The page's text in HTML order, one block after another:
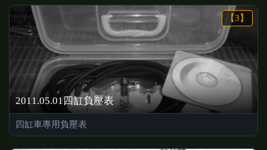
【3】
2011.05.01四缸負壓表
四缸車專用負壓表